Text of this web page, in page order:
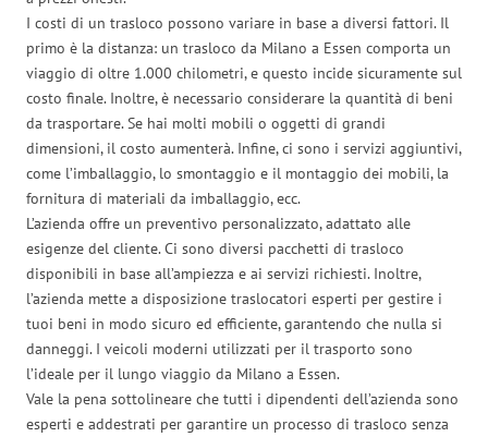
I costi di un trasloco possono variare in base a diversi fattori. Il
primo è la distanza: un trasloco da Milano a Essen comporta un
viaggio di oltre 1.000 chilometri, e questo incide sicuramente sul
costo finale. Inoltre, è necessario considerare la quantità di beni
da trasportare. Se hai molti mobili o oggetti di grandi
dimensioni, il costo aumenterà. Infine, ci sono i servizi aggiuntivi,
come l’imballaggio, lo smontaggio e il montaggio dei mobili, la
fornitura di materiali da imballaggio, ecc.
L’azienda offre un preventivo personalizzato, adattato alle
esigenze del cliente. Ci sono diversi pacchetti di trasloco
disponibili in base all’ampiezza e ai servizi richiesti. Inoltre,
l’azienda mette a disposizione traslocatori esperti per gestire i
tuoi beni in modo sicuro ed efficiente, garantendo che nulla si
danneggi. I veicoli moderni utilizzati per il trasporto sono
l’ideale per il lungo viaggio da Milano a Essen.
Vale la pena sottolineare che tutti i dipendenti dell’azienda sono
esperti e addestrati per garantire un processo di trasloco senza